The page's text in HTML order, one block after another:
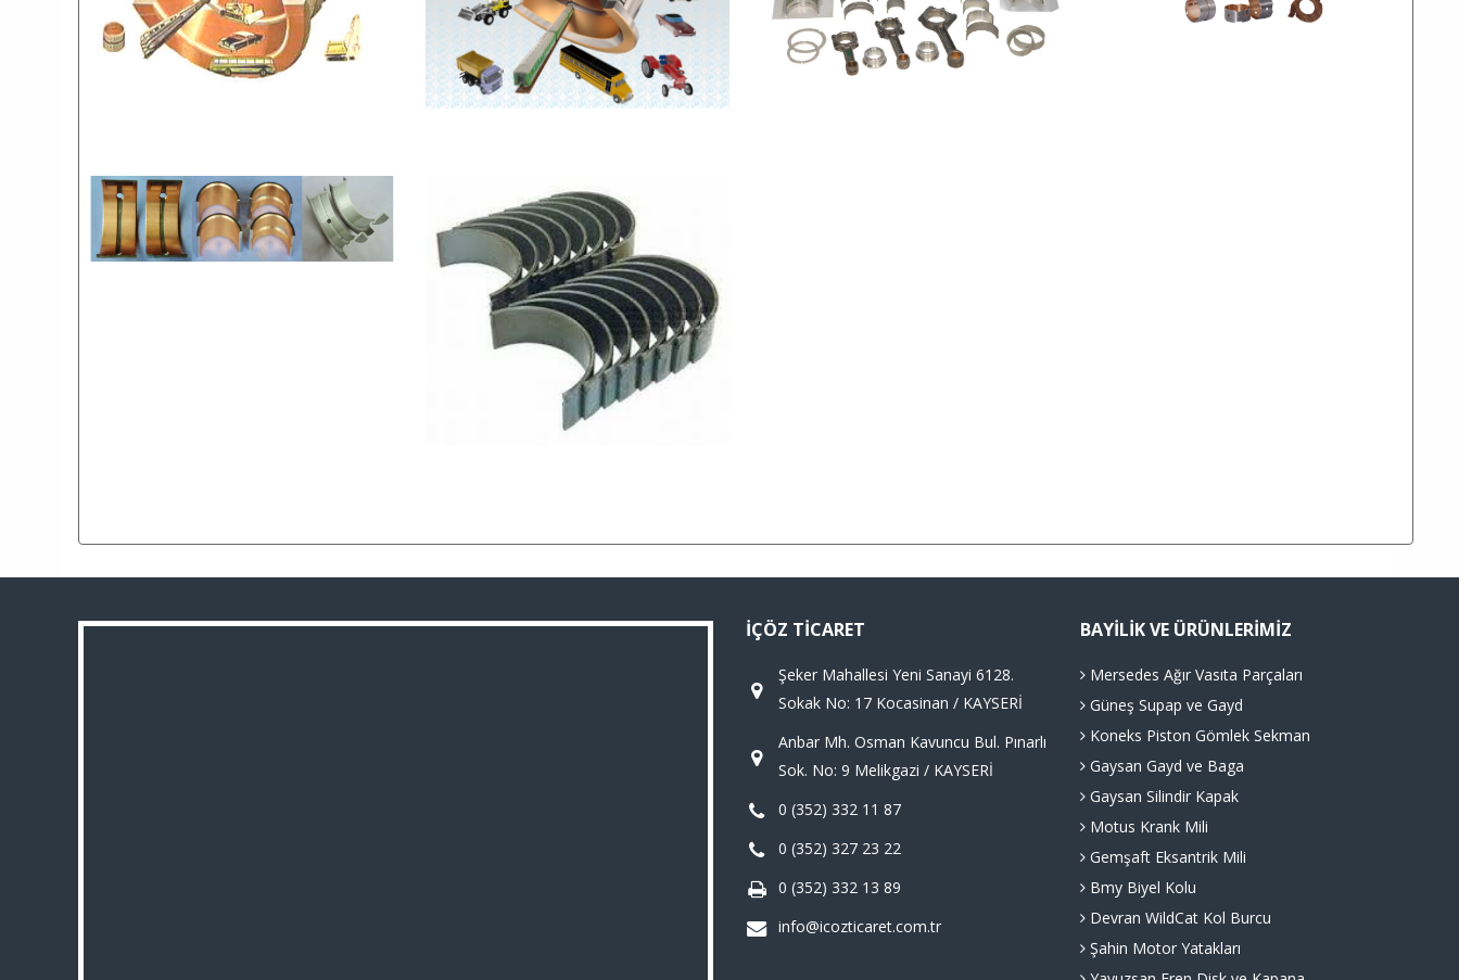
İÇÖZ TICARET
Şeker Mahallesi Yeni Sanayi 6128.
Sokak No: 17 Kocasinan / KAYSERİ
Anbar Mh. Osman Kavuncu Bul. Pınarlı
Sok. No: 9 Melikgazi / KAYSERİ
0 (352) 332 11 87
0 (352) 327 23 22
0 (352) 332 13 89
info@icozticaret.com.tr
BAYILIK VE ÜRÜNLERIMIZ
Mersedes Ağır Vasıta Parçaları
Güneş Supap ve Gayd
Koneks Piston Gömlek Sekman
Gaysan Gayd ve Baga
Gaysan Silindir Kapak
Motus Krank Mili
Gemşaft Eksantrik Mili
Bmy Biyel Kolu
Devran WildCat Kol Burcu
Şahin Motor Yatakları